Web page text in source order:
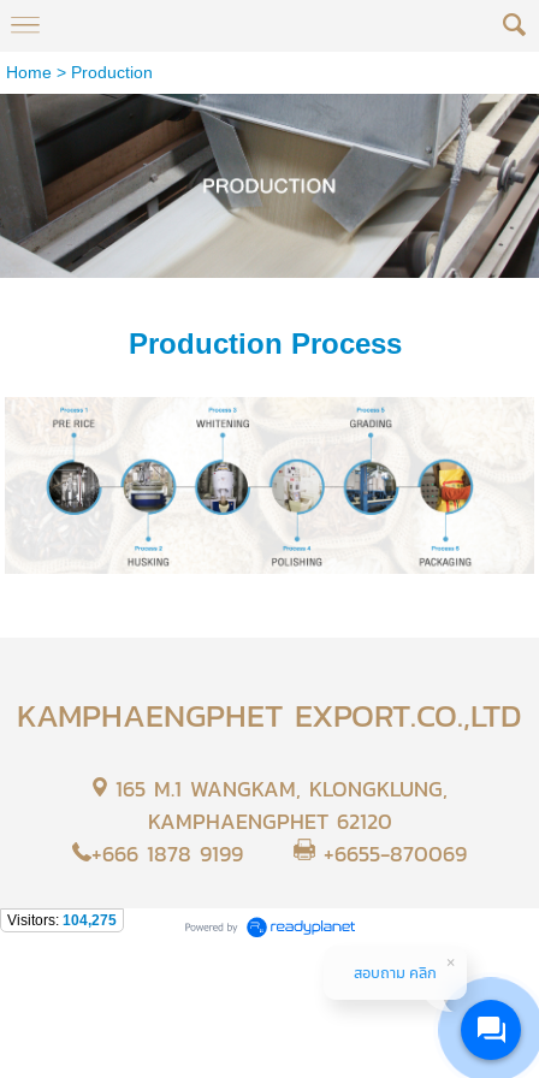
Home > Production
Production Process
KAMPHAENGPHET EXPORT.CO.,LTD
165 M.1 WANGKAM, KLONGKLUNG,
KAMPHAENGPHET 62120
+666 1878 9199
+6655-870069
Visitors: 104,275
สอบถาม คลิก